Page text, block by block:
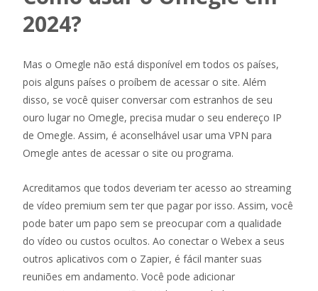
2024?
Mas o Omegle não está disponível em todos os países,
pois alguns países o proíbem de acessar o site. Além
disso, se você quiser conversar com estranhos de seu
ouro lugar no Omegle, precisa mudar o seu endereço IP
de Omegle. Assim, é aconselhável usar uma VPN para
Omegle antes de acessar o site ou programa.
Acreditamos que todos deveriam ter acesso ao streaming
de vídeo premium sem ter que pagar por isso. Assim, você
pode bater um papo sem se preocupar com a qualidade
do vídeo ou custos ocultos. Ao conectar o Webex a seus
outros aplicativos com o Zapier, é fácil manter suas
reuniões em andamento. Você pode adicionar